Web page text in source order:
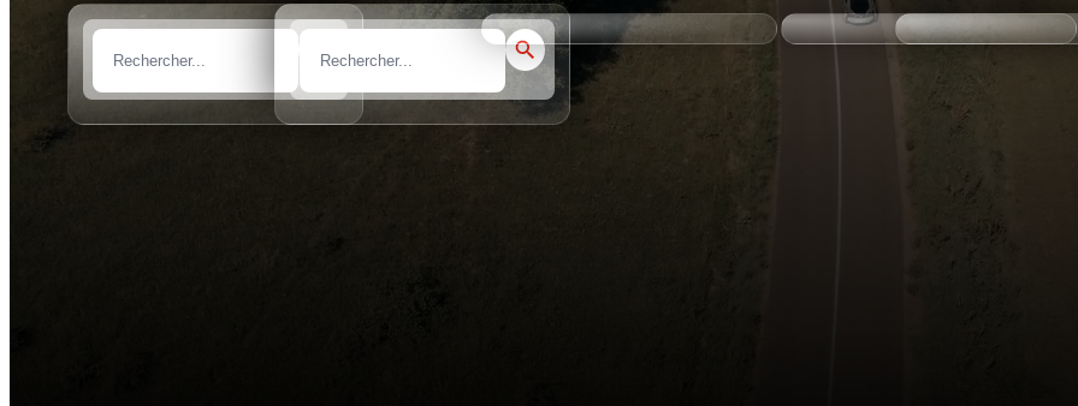
Rapide et efficace
Profitez d'un service optimisé et performant sans aucune formalité administrative à gérer.